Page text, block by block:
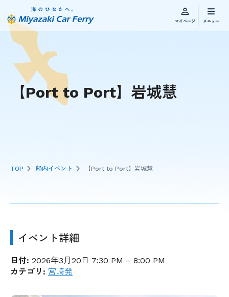
【Port to Port】岩城慧
TOP 船内イベント 【Port to Port】岩城慧
イベント詳細
日付: 2026年3月20日 7:30 PM – 8:00 PM
カテゴリ: 宮崎発